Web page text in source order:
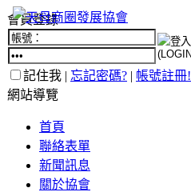
會員登錄
記住我 | 忘記密碼? | 帳號註冊!
網站導覽
首頁
聯絡表單
新聞訊息
關於協會